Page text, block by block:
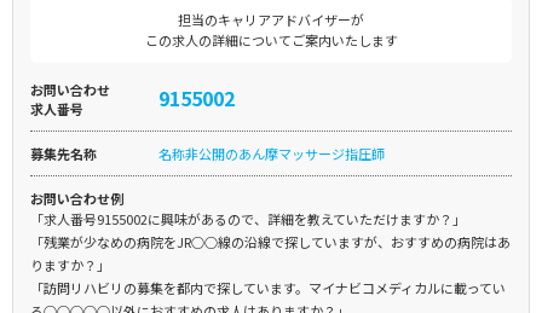
担当のキャリアアドバイザーが
この求人の詳細についてご案内いたします
お問い合わせ
求人番号
9155002
募集先名称 名称非公開のあん摩マッサージ指圧師
お問い合わせ例
「求人番号9155002に興味があるので、詳細を教えていただけますか？」
「残業が少なめの病院をJR○○線の沿線で探していますが、おすすめの病院はあ
りますか？」
「訪問リハビリの募集を都内で探しています。マイナビコメディカルに載ってい